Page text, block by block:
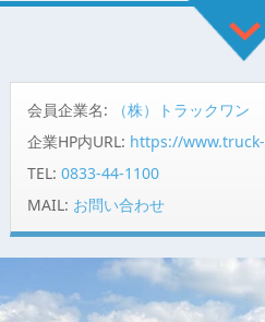
会員企業名:
（株）トラックワン
企業HP内URL: https://
TEL: 0833-44-1100
MAIL: お問い合わせ